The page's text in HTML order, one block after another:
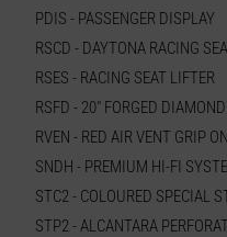
PDIS - PASSENGER DISPLAY
RSCD - DAYTONA RACING
RSES - RACING SEAT LIFTER
RSFD - 20" FORGED
RVEN - RED AIR VENT GRIP
SNDH - PREMIUM HI-FI
STC2 - COLOURED SPECIAL
STP2 - ALCANTARA